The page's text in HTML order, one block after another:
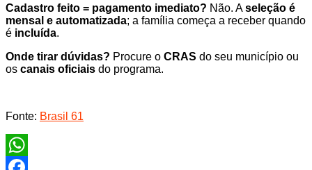
Cadastro feito = pagamento imediato? Não. Aseleção é
mensal e automatizada; a família começa a receber quando
é incluída.
Onde tirar dúvidas? Procure o CRAS do seu município ou
os canais oficiais do programa.
Fonte: Brasil 61
WhatsApp